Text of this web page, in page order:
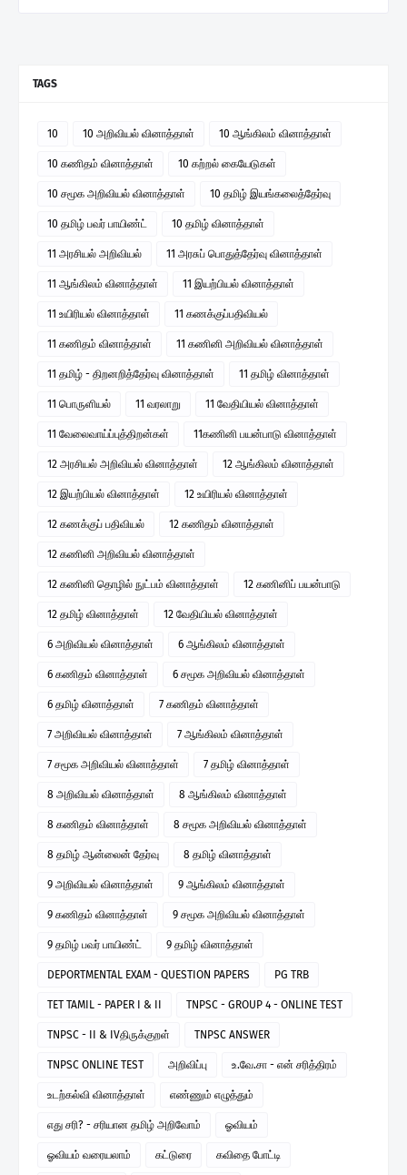
TAGS
10 10 அறிவியல் வினாத்தாள் 10 ஆங்கிலம் வினாத்தாள்
10 கணிதம் வினாத்தாள் 10 கற்றல் கையேடுகள்
10 சமூக அறிவியல் வினாத்தாள் 10 தமிழ் இயங்கலைத்தேர்வு
10 தமிழ் பவர் பாயிண்ட் 10 தமிழ் வினாத்தாள்
11 அரசியல் அறிவியல் 11 அரசுப் பொதுத்தேர்வு வினாத்தாள்
11 ஆங்கிலம் வினாத்தாள் 11 இயற்பியல் வினாத்தாள்
11 உயிரியல் வினாத்தாள் 11 கணக்குப்பதிவியல்
11 கணிதம் வினாத்தாள் 11 கணினி அறிவியல் வினாத்தாள்
11 தமிழ் - திறனறித்தேர்வு வினாத்தாள் 11 தமிழ் வினாத்தாள்
11 பொருளியல் 11 வரலாறு 11 வேதியியல் வினாத்தாள்
11 வேலைவாய்ப்புத்திறன்கள் 11கணினி பயன்பாடு வினாத்தாள்
12 அரசியல் அறிவியல் வினாத்தாள் 12 ஆங்கிலம் வினாத்தாள்
12 இயற்பியல் வினாத்தாள் 12 உயிரியல் வினாத்தாள்
12 கணக்குப் பதிவியல் 12 கணிதம் வினாத்தாள்
12 கணினி அறிவியல் வினாத்தாள்
12 கணினி தொழில் நுட்பம் வினாத்தாள் 12 கணினிப் பயன்பாடு
12 தமிழ் வினாத்தாள் 12 வேதியியல் வினாத்தாள்
6 அறிவியல் வினாத்தாள் 6 ஆங்கிலம் வினாத்தாள்
6 கணிதம் வினாத்தாள் 6 சமூக அறிவியல் வினாத்தாள்
6 தமிழ் வினாத்தாள் 7 கணிதம் வினாத்தாள்
7 அறிவியல் வினாத்தாள் 7 ஆங்கிலம் வினாத்தாள்
7 சமூக அறிவியல் வினாத்தாள் 7 தமிழ் வினாத்தாள்
8 அறிவியல் வினாத்தாள் 8 ஆங்கிலம் வினாத்தாள்
8 கணிதம் வினாத்தாள் 8 சமூக அறிவியல் வினாத்தாள்
8 தமிழ் ஆன்லைன் தேர்வு 8 தமிழ் வினாத்தாள்
9 அறிவியல் வினாத்தாள் 9 ஆங்கிலம் வினாத்தாள்
9 கணிதம் வினாத்தாள் 9 சமூக அறிவியல் வினாத்தாள்
9 தமிழ் பவர் பாயிண்ட் 9 தமிழ் வினாத்தாள்
DEPORTMENTAL EXAM - QUESTION PAPERS PG TRB
TET TAMIL - PAPER I & II TNPSC - GROUP 4 - ONLINE TEST
TNPSC - II & IVதிருக்குறள் TNPSC ANSWER
TNPSC ONLINE TEST அறிவிப்பு உ.வே.சா - என் சரித்திரம்
உடற்கல்வி வினாத்தாள் எண்ணும் எழுத்தும்
எது சரி? - சரியான தமிழ் அறிவோம் ஓவியம்
ஓவியம் வரையலாம் கட்டுரை கவிதை போட்டி